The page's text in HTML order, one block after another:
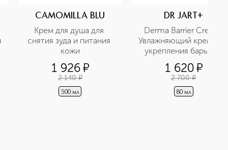
CAMOMILLA BLU
Крем для душа для
снятия зуда и питания
кожи
1 926¤
2 140 ¤
500 мл
DR JART+
Derma Barrier Cream
Увлажняющий крем для
укрепления барьера
кожи с пантенолом
1 620¤
2 700 ¤
80 мл